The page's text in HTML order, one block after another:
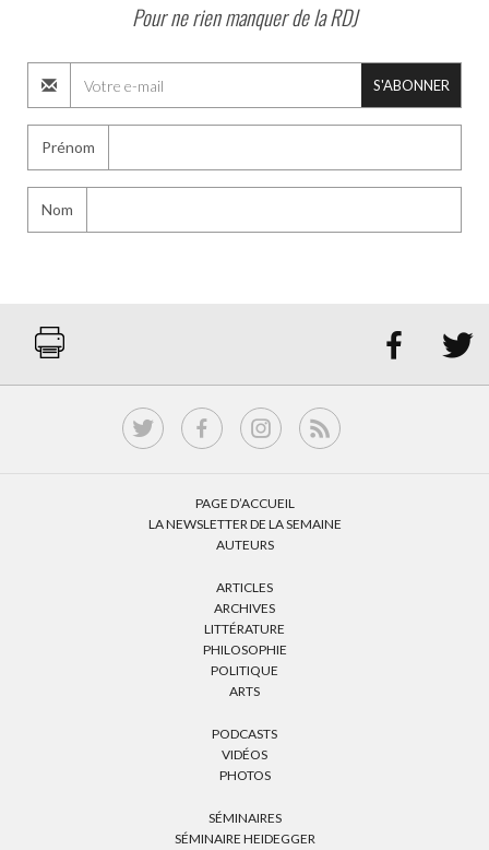
Pour ne rien manquer de la RDJ
S'ABONNER
Prénom
Nom
 
PAGE D’ACCUEIL
LA NEWSLETTER DE LA SEMAINE
AUTEURS
ARTICLES
ARCHIVES
LITTÉRATURE
PHILOSOPHIE
POLITIQUE
ARTS
PODCASTS
VIDÉOS
PHOTOS
SÉMINAIRES
SÉMINAIRE HEIDEGGER